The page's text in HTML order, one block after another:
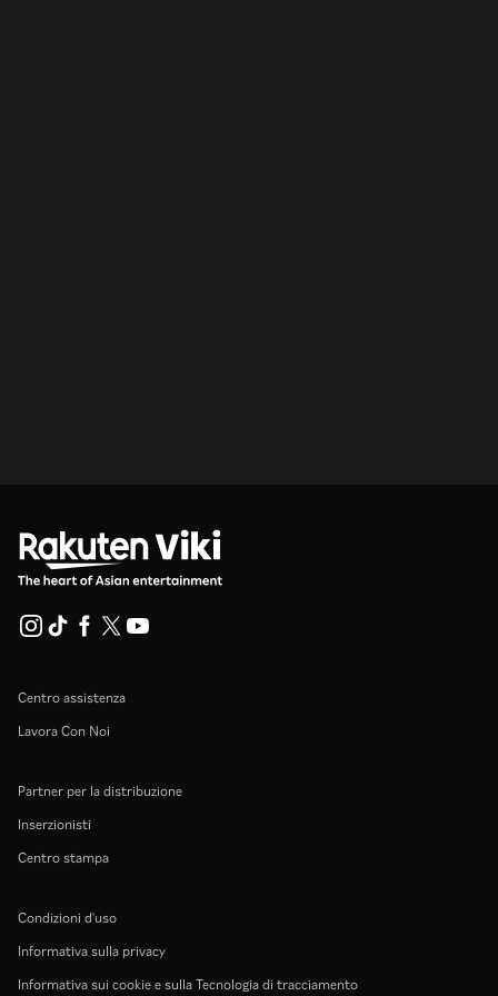
Centro assistenza
Lavora Con Noi
Partner per la distribuzione
Inserzionisti
Centro stampa
Condizioni d'uso
Informativa sulla privacy
Informativa sui cookie e sulla Tecnologia di tracciamento